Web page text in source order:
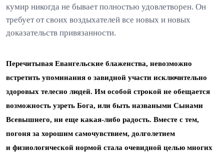
кумир никогда не бывает полностью удовлетворен. Он
требует от своих воздыхателей все новых и новых
доказательств привязанности.
Перечитывая Евангельские блаженства, невозможно
встретить упоминания о завидной участи исключительно
здоровых телесно людей. Им особой строкой не обещается
возможность узреть Бога, или быть назваными Сынами
Всевышнего, ни еще какая-либо радость. Вместе с тем,
погоня за хорошим самочувствием, долголетием
и физиологической нормой стала очевидной целью многих